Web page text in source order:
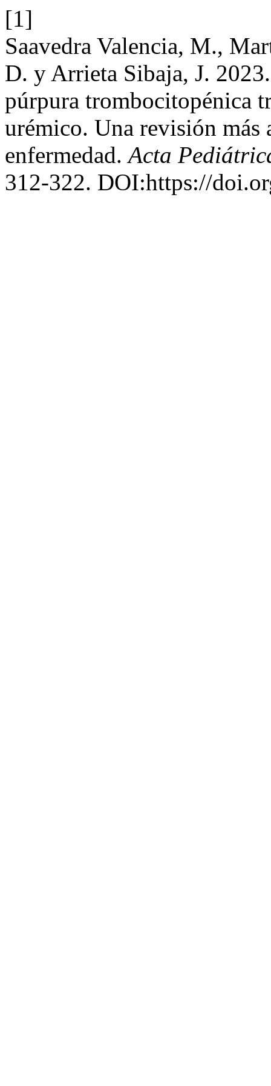
[1]
Saavedra Valencia, M.,
D. y Arrieta Sibaja, J.
púrpura trombocitopénica
urémico. Una revisión
enfermedad.Acta
312-322. DOI:https://